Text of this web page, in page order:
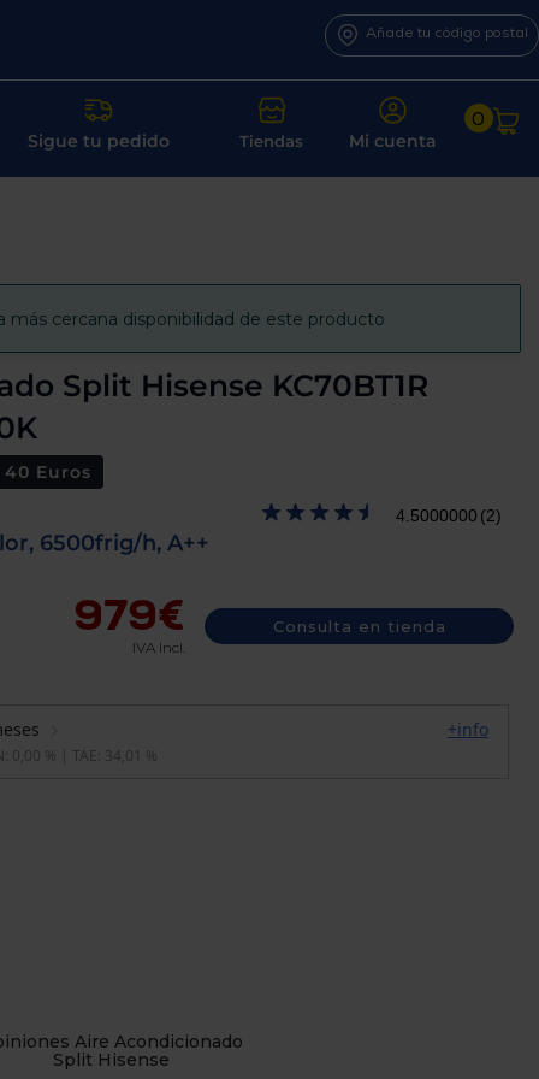
Añade tu código postal
Sigue tu pedido Tiendas Mi cuenta
0
más cercana disponibilidad de este producto
Split Hisense KC70BT1R
Euros
4.5000000 (2)
6500frig/h, A++
979€
IVA Incl.
Consulta en tienda
Aire Acondicionado
Split Hisense